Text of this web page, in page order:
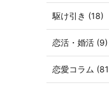
駆け引き (18)
恋活・婚活 (9)
恋愛コラム